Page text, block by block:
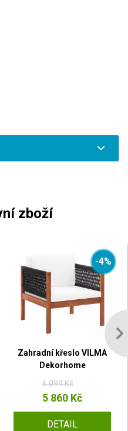
zboží
-4%
Zahradní křeslo VILMA
Dekorhome
6 094 Kč
5 860 Kč
DETAIL